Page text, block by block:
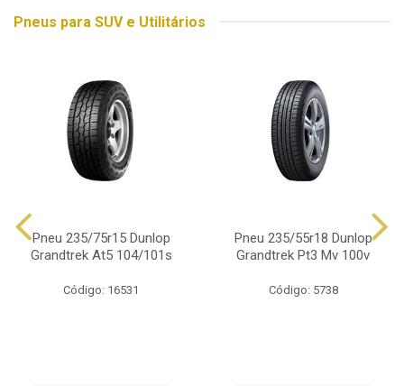
Pneus para SUV e Utilitários
Pneu 235/75r15 Dunlop
Grandtrek At5 104/101s
Código: 16531
Pneu 235/55r18 Dunlop
Grandtrek Pt3 Mv 100v
Código: 5738